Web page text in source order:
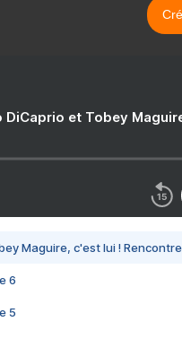
DiCaprio et Tobey
Maguire, c'est lui !
6
5